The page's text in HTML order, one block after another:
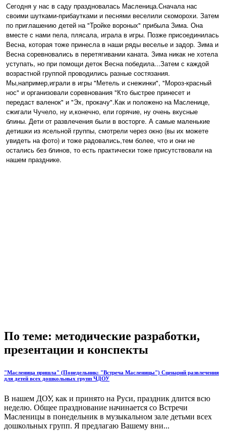
Сегодня у нас в саду праздновалась Масленица.Сначала нас
своими шутками-прибаутками и песнями веселили скоморохи. Затем
по приглашению детей на "Тройке вороных" прибыла Зима. Она
вместе с нами пела, плясала, играла в игры. Позже присоединилась
Весна, которая тоже принесла в наши ряды веселье и задор. Зима и
Весна соревновались в перетягивании каната. Зима никак не хотела
уступать, но при помощи деток Весна победила...Затем с каждой
возрастной группой проводились разные состязания.
Мы,например,играли в игры "Метель и снежинки", "Мороз-красный
нос" и организовали соревнования "Кто быстрее принесет и
передаст валенок" и "Эх, прокачу".Как и положено на Масленице,
сжигали Чучело, ну и,конечно, ели горячие, ну очень вкусные
блины. Дети от развлечения были в восторге. А самые маленькие
детишки из ясельной группы, смотрели через окно (вы их можете
увидеть на фото) и тоже радовались,тем более, что и они не
остались без блинов, то есть практически тоже присутствовали на
нашем празднике.
По теме: методические разработки,
презентации и конспекты
"Масленица пришла" (Понедельник: "Встреча Масленицы") Сценарий развлечения
для детей всех дошкольных групп ЧДОУ
В нашем ДОУ, как и принято на Руси, праздник длится всю
неделю. Общее празднование начинается со Встречи
Масленицы в понедельник в музыкальном зале детьми всех
дошкольных групп. Я предлагаю Вашему вни...